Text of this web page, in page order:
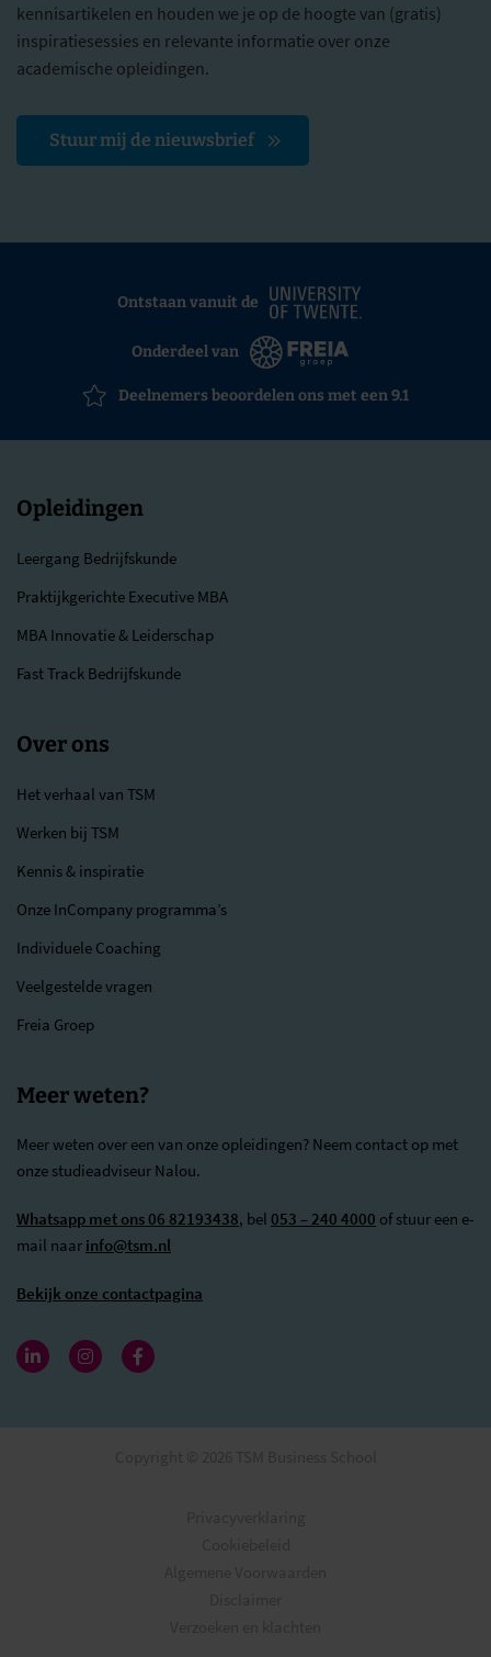
kennisartikelen en houden we je op de hoogte van (gratis)
inspiratiesessies en relevante informatie over onze
academische opleidingen.
Stuur mij de nieuwsbrief
Ontstaan vanuit de
Onderdeel van
Deelnemers beoordelen ons met een 9.1
Opleidingen
Leergang Bedrijfskunde
Praktijkgerichte Executive MBA
MBA Innovatie & Leiderschap
Fast Track Bedrijfskunde
Over ons
Het verhaal van TSM
Werken bij TSM
Kennis & inspiratie
Onze InCompany programma’s
Individuele Coaching
Veelgestelde vragen
Freia Groep
Meer weten?
Meer weten over een van onze opleidingen? Neem contact op met
onze studieadviseur Nalou.
Whatsapp met ons 06 82193438, bel 053 – 240 4000 of stuur een e-
mail naar info@tsm.nl
Bekijk onze contactpagina